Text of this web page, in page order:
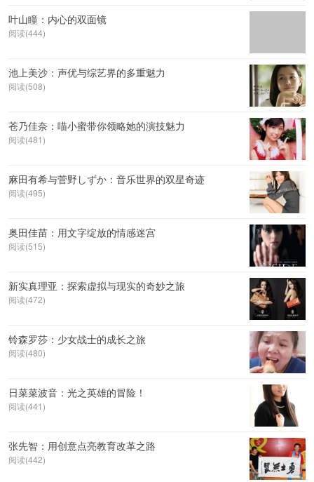
叶山瞳：内心的双面镜
阅读(444)
池上美沙：声优与综艺界的多重魅力
阅读(508)
苍乃佳奈：喵小蜜带你领略她的演技魅力
阅读(481)
麻田有希与菅野しずか：音乐世界的双星奇迹
阅读(495)
奥田佳苗：用文字绽放的情感迷宫
阅读(515)
新实真理亚：探索虚拟与现实的奇妙之旅
阅读(472)
铃森罗莎：少女战士的成长之旅
阅读(480)
日菜菜波音：光之英雄的冒险！
阅读(441)
张先智：用创意点亮教育改革之路
阅读(442)